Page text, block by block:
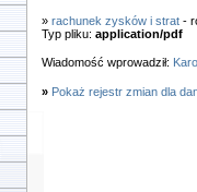
» rachunek zysków i strat-
Typ pliku: application/pdf
Wiadomość wprowadził:
» Pokaż rejestr zmian dla